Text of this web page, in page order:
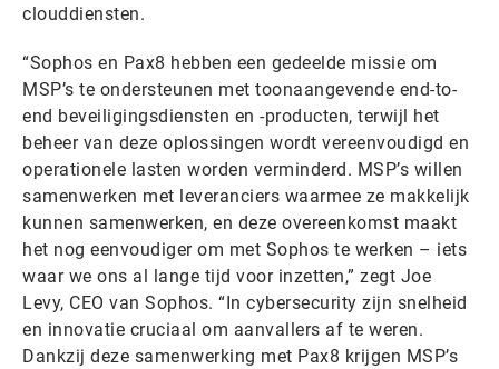
clouddiensten.
“Sophos en Pax8 hebben een gedeelde missie om
MSP’s te ondersteunen met toonaangevende end-to-
end beveiligingsdiensten en -producten, terwijl het
beheer van deze oplossingen wordt vereenvoudigd en
operationele lasten worden verminderd. MSP’s willen
samenwerken met leveranciers waarmee ze makkelijk
kunnen samenwerken, en deze overeenkomst maakt
het nog eenvoudiger om met Sophos te werken – iets
waar we ons al lange tijd voor inzetten,” zegt Joe
Levy, CEO van Sophos. “In cybersecurity zijn snelheid
en innovatie cruciaal om aanvallers af te weren.
Dankzij deze samenwerking met Pax8 krijgen MSP’s